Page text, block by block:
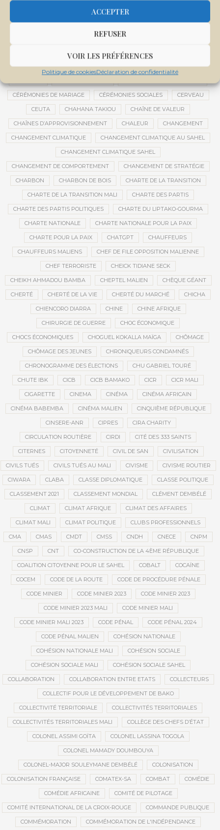
ACCEPTER
REFUSER
VOIR LES PRÉFÉRENCES
Politique de cookiesDéclaration de confidentialité
CENTRE DE SANTÉ COMMUNAUTAIRE
CENTRE INTERNATIONAL DE CONFÉRENCES DE BAMAKO
CENTRE MALI
CENTRE NATIONAL DES EXAMENS ET CONCOURS DE L’ÉDUCATION
CENTRES DE DONNÉES CERCLE DE RÉFLEXION À DISTANCE
CÉRÉMONIES DE MARIAGE CÉRÉMONIES SOCIALES CERVEAU
CEUTA CHAHANA TAKIOU CHAÎNE DE VALEUR
CHAÎNES D’APPROVISIONNEMENT CHALEUR CHANGEMENT
CHANGEMENT CLIMATIQUE CHANGEMENT CLIMATIQUE AU SAHEL
CHANGEMENT CLIMATIQUE SAHEL
CHANGEMENT DE COMPORTEMENT CHANGEMENT DE STRATÉGIE
CHARBON CHARBON DE BOIS CHARTE DE LA TRANSITION
CHARTE DE LA TRANSITION MALI CHARTE DES PARTIS
CHARTE DES PARTIS POLITIQUES CHARTE DU LIPTAKO-GOURMA
CHARTE NATIONALE CHARTE NATIONALE POUR LA PAIX
CHARTE POUR LA PAIX CHATGPT CHAUFFEURS
CHAUFFEURS MALIENS CHEF DE FILE OPPOSITION MALIENNE
CHEF TERRORISTE CHEICK TIDIANE SECK
CHEIKH AHMADOU BAMBA CHEPTEL MALIEN CHÈQUE GÉANT
CHERTÉ CHERTÉ DE LA VIE CHERTÉ DU MARCHÉ CHICHA
CHIENCORO DIARRA CHINE CHINE AFRIQUE
CHIRURGIE DE GUERRE CHOC ÉCONOMIQUE
CHOCS ÉCONOMIQUES CHOGUEL KOKALLA MAÏGA CHÔMAGE
CHÔMAGE DES JEUNES CHRONIQUEURS CONDAMNÉS
CHRONOGRAMME DES ÉLECTIONS CHU GABRIEL TOURÉ
CHUTE IBK CICB CICB BAMAKO CICR CICR MALI
CIGARETTE CINEMA CINÉMA CINÉMA AFRICAIN
CINÉMA BABEMBA CINÉMA MALIEN CINQUIÈME RÉPUBLIQUE
CINSERE-ANR CIPRES CIRA CHARITY
CIRCULATION ROUTIÈRE CIRDI CITÉ DES 333 SAINTS
CITERNES CITOYENNETÉ CIVIL DE SAN CIVILISATION
CIVILS TUÉS CIVILS TUÉS AU MALI CIVISME CIVISME ROUTIER
CIWARA CLABA CLASSE DIPLOMATIQUE CLASSE POLITIQUE
CLASSEMENT 2021 CLASSEMENT MONDIAL CLÉMENT DEMBÉLÉ
CLIMAT CLIMAT AFRIQUE CLIMAT DES AFFAIRES
CLIMAT MALI CLIMAT POLITIQUE CLUBS PROFESSIONNELS
CMA CMAS CMDT CMSS CNDH CNECE CNPM
CNSP CNT CO-CONSTRUCTION DE LA 4ÈME RÉPUBLIQUE
COALITION CITOYENNE POUR LE SAHEL COBALT COCAÏNE
COCEM CODE DE LA ROUTE CODE DE PROCÉDURE PÉNALE
CODE MINIER CODE MINIER 2023 CODE MINIER 2023
CODE MINIER 2023 MALI CODE MINIER MALI
CODE MINIER MALI 2023 CODE PÉNAL CODE PÉNAL 2024
CODE PÉNAL MALIEN COHÉSION NATIONALE
COHÉSION NATIONALE MALI COHÉSION SOCIALE
COHÉSION SOCIALE MALI COHÉSION SOCIALE SAHEL
COLLABORATION COLLABORATION ENTRE ETATS COLLECTEURS
COLLECTIF POUR LE DÉVELOPPEMENT DE BAKO
COLLECTIVITÉ TERRITORIALE COLLECTIVITÉS TERRITORIALES
COLLECTIVITÉS TERRITORIALES MALI COLLÈGE DES CHEFS D’ÉTAT
COLONEL ASSIMI GOÏTA COLONEL LASSINA TOGOLA
COLONEL MAMADY DOUMBOUYA
COLONEL-MAJOR SOULEYMANE DEMBÉLÉ COLONISATION
COLONISATION FRANÇAISE COMATEX-SA COMBAT COMÉDIE
COMÉDIE AFRICAINE COMITÉ DE PILOTAGE
COMITÉ INTERNATIONAL DE LA CROIX-ROUGE COMMANDE PUBLIQUE
COMMÉMORATION COMMÉMORATION DE L'INDÉPENDANCE